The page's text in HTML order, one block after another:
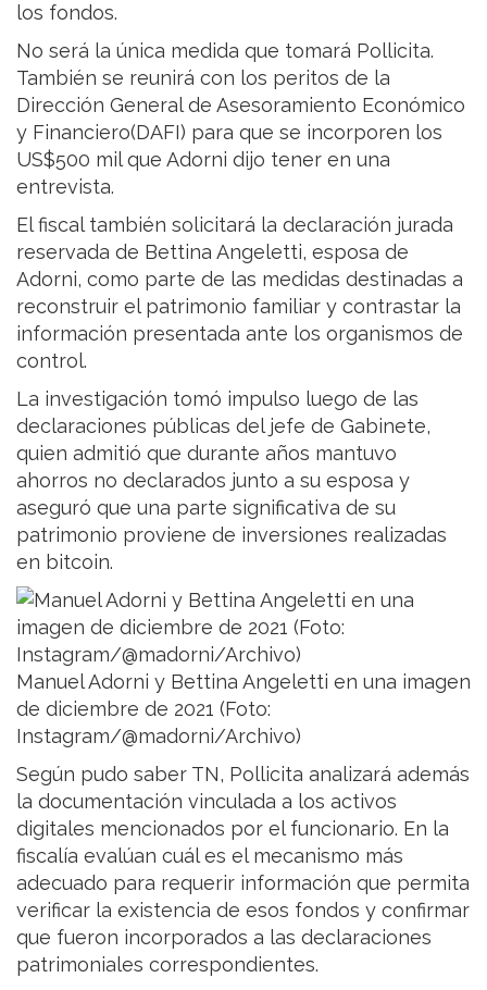
los fondos.
No será la única medida que tomará Pollicita.
También se reunirá con los peritos de la
Dirección General de Asesoramiento Económico
y Financiero(DAFI) para que se incorporen los
US$500 mil que Adorni dijo tener en una
entrevista.
El fiscal también solicitará la declaración jurada
reservada de Bettina Angeletti, esposa de
Adorni, como parte de las medidas destinadas a
reconstruir el patrimonio familiar y contrastar la
información presentada ante los organismos de
control.
La investigación tomó impulso luego de las
declaraciones públicas del jefe de Gabinete,
quien admitió que durante años mantuvo
ahorros no declarados junto a su esposa y
aseguró que una parte significativa de su
patrimonio proviene de inversiones realizadas
en bitcoin.
Manuel Adorni y Bettina Angeletti en una imagen
de diciembre de 2021 (Foto:
Instagram/@madorni/Archivo)
Según pudo saber TN, Pollicita analizará además
la documentación vinculada a los activos
digitales mencionados por el funcionario. En la
fiscalía evalúan cuál es el mecanismo más
adecuado para requerir información que permita
verificar la existencia de esos fondos y confirmar
que fueron incorporados a las declaraciones
patrimoniales correspondientes.